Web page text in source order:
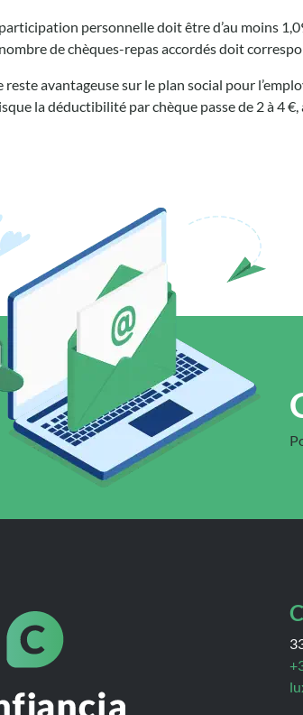
personnelle doit être d’au moins
de chèques-repas accordés doit
reste avantageuse sur le plan social pour
la déductibilité par chèque passe de 2 à 4